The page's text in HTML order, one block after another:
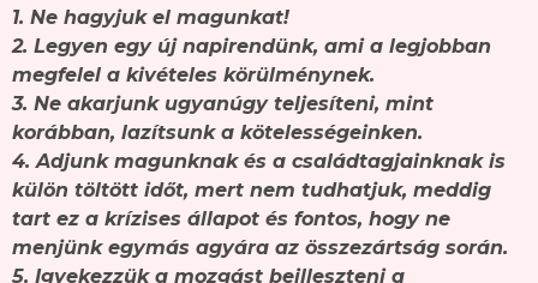
1. Ne hagyjuk el magunkat!
2. Legyen egy új napirendünk, ami a legjobban
megfelel a kivételes körülménynek.
3. Ne akarjunk ugyanúgy teljesíteni, mint
korábban, lazítsunk a kötelességeinken.
4. Adjunk magunknak és a családtagjainknak is
külön töltött időt, mert nem tudhatjuk, meddig
tart ez a krízises állapot és fontos, hogy ne
menjünk egymás agyára az összezártság során.
5. Igyekezzük a mozgást beilleszteni a